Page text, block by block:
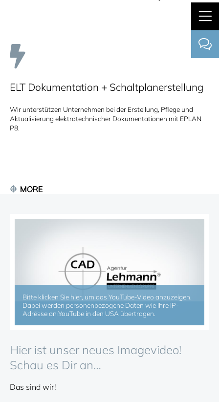
MORE
MORE
MORE
MORE
MORE
MORE
MORE
ELT Dokumentation + Schaltplanerstellung
Wir unterstützen Unternehmen bei der Erstellung, Pflege und
Aktualisierung elektrotechnischer Dokumentationen mit EPLAN
P8.
MORE
YouTube-Video anzeigen
Bitte klicken Sie hier, um das YouTube-Video anzuzeigen.
Dabei werden personenbezogene Daten wie Ihre IP-
Adresse an YouTube in den USA übertragen.
Hier ist unser neues Imagevideo!
Schau es Dir an…
Das sind wir!